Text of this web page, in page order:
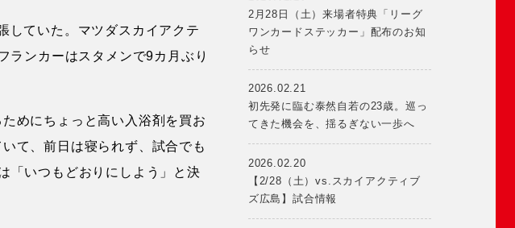
していた。マツダスカイアクテ
ランカーはスタメンで9カ月ぶり
めにちょっと高い入浴剤を買お
て、前日は寝られず、試合でも
「いつもどおりにしよう」と決
2月28日（土）来場者特典「リーグ
ワンカードステッカー」配布のお知
らせ
2026.02.21
初先発に臨む泰然自若の23歳。巡っ
てきた機会を、揺るぎない一歩へ
2026.02.20
【2/28（土）vs.スカイアクティブ
ズ広島】試合情報